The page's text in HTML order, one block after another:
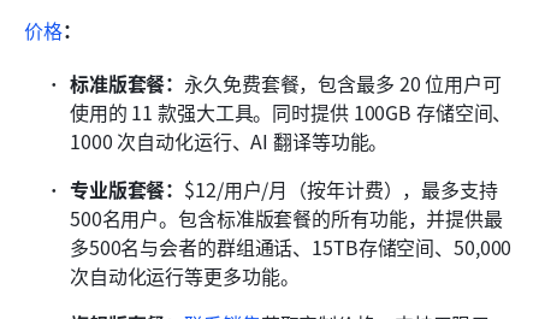
价格：
标准版套餐： 永久免费套餐，包含最多 20 位用户可
使用的 11 款强大工具。同时提供 100GB 存储空间、
1000 次自动化运行、AI 翻译等功能。
专业版套餐： $12/用户/月（按年计费），最多支持
500名用户。包含标准版套餐的所有功能，并提供最
多500名与会者的群组通话、15TB存储空间、50,000
次自动化运行等更多功能。